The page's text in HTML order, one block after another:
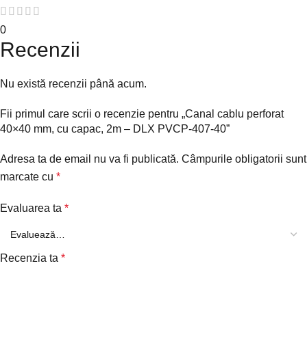
0
Recenzii
Nu există recenzii până acum.
Fii primul care scrii o recenzie pentru „Canal cablu perforat
40×40 mm, cu capac, 2m – DLX PVCP-407-40”
Adresa ta de email nu va fi publicată. Câmpurile obligatorii sunt
marcate cu *
Evaluarea ta *
Recenzia ta *